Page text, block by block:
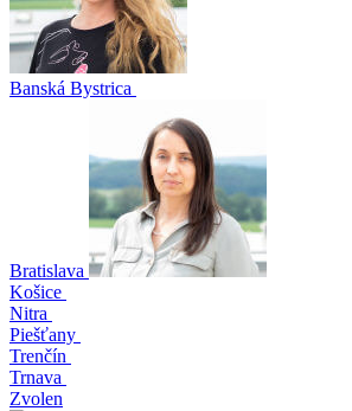
Banská Bystrica
Bratislava
Košice
Nitra
Piešťany
Trenčín
Trnava
Zvolen